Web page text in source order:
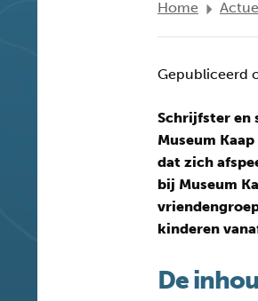
Home
Gepubliceerd
Schrijfster en
Museum
dat zich
bij Museum
kinderen
De